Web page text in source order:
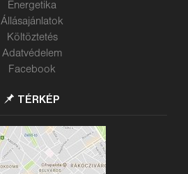
Energetika
Állásajánlatok
Költöztetés
Adatvédelem
Facebook
TÉRKÉP